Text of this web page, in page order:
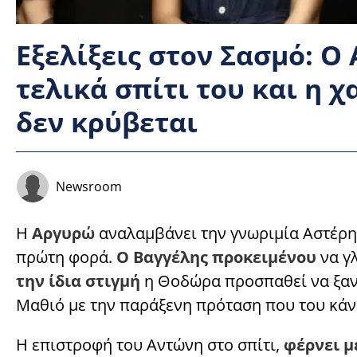
Εξελίξεις στον Σασμό:
τελικά σπίτι του και η
δεν κρύβεται
Newsroom
Η Αργυρώ αναλαμβάνει την γνωριμία
πρώτη φορά. Ο Βαγγέλης προκειμένου να
την ίδια στιγμή η Θοδώρα προσπαθεί να
Μαθιό με την παράξενη πρόταση που του
Η επιστροφή του Αντώνη στο σπίτι, φέρνει